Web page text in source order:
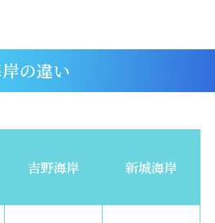
の違い
吉野海岸 新城海岸